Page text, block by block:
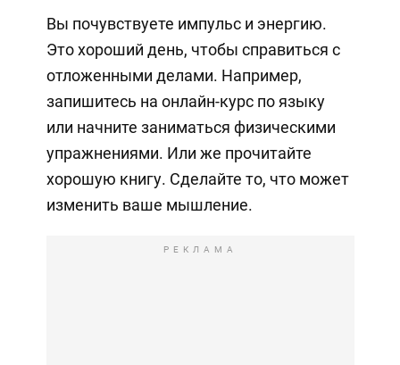
Вы почувствуете импульс и энергию.
Это хороший день, чтобы справиться с
отложенными делами. Например,
запишитесь на онлайн-курс по языку
или начните заниматься физическими
упражнениями. Или же прочитайте
хорошую книгу. Сделайте то, что может
изменить ваше мышление.
РЕКЛАМА